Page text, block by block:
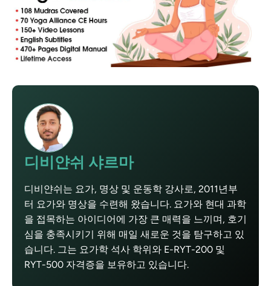
디비얀쉬 샤르마
디비얀쉬는 요가, 명상 및 운동학 강사로, 2011년부
터 요가와 명상을 수련해 왔습니다. 요가와 현대 과학
을 접목하는 아이디어에 가장 큰 매력을 느끼며, 호기
심을 충족시키기 위해 매일 새로운 것을 탐구하고 있
습니다. 그는 요가학 석사 학위와 E-RYT-200 및
RYT-500 자격증을 보유하고 있습니다.